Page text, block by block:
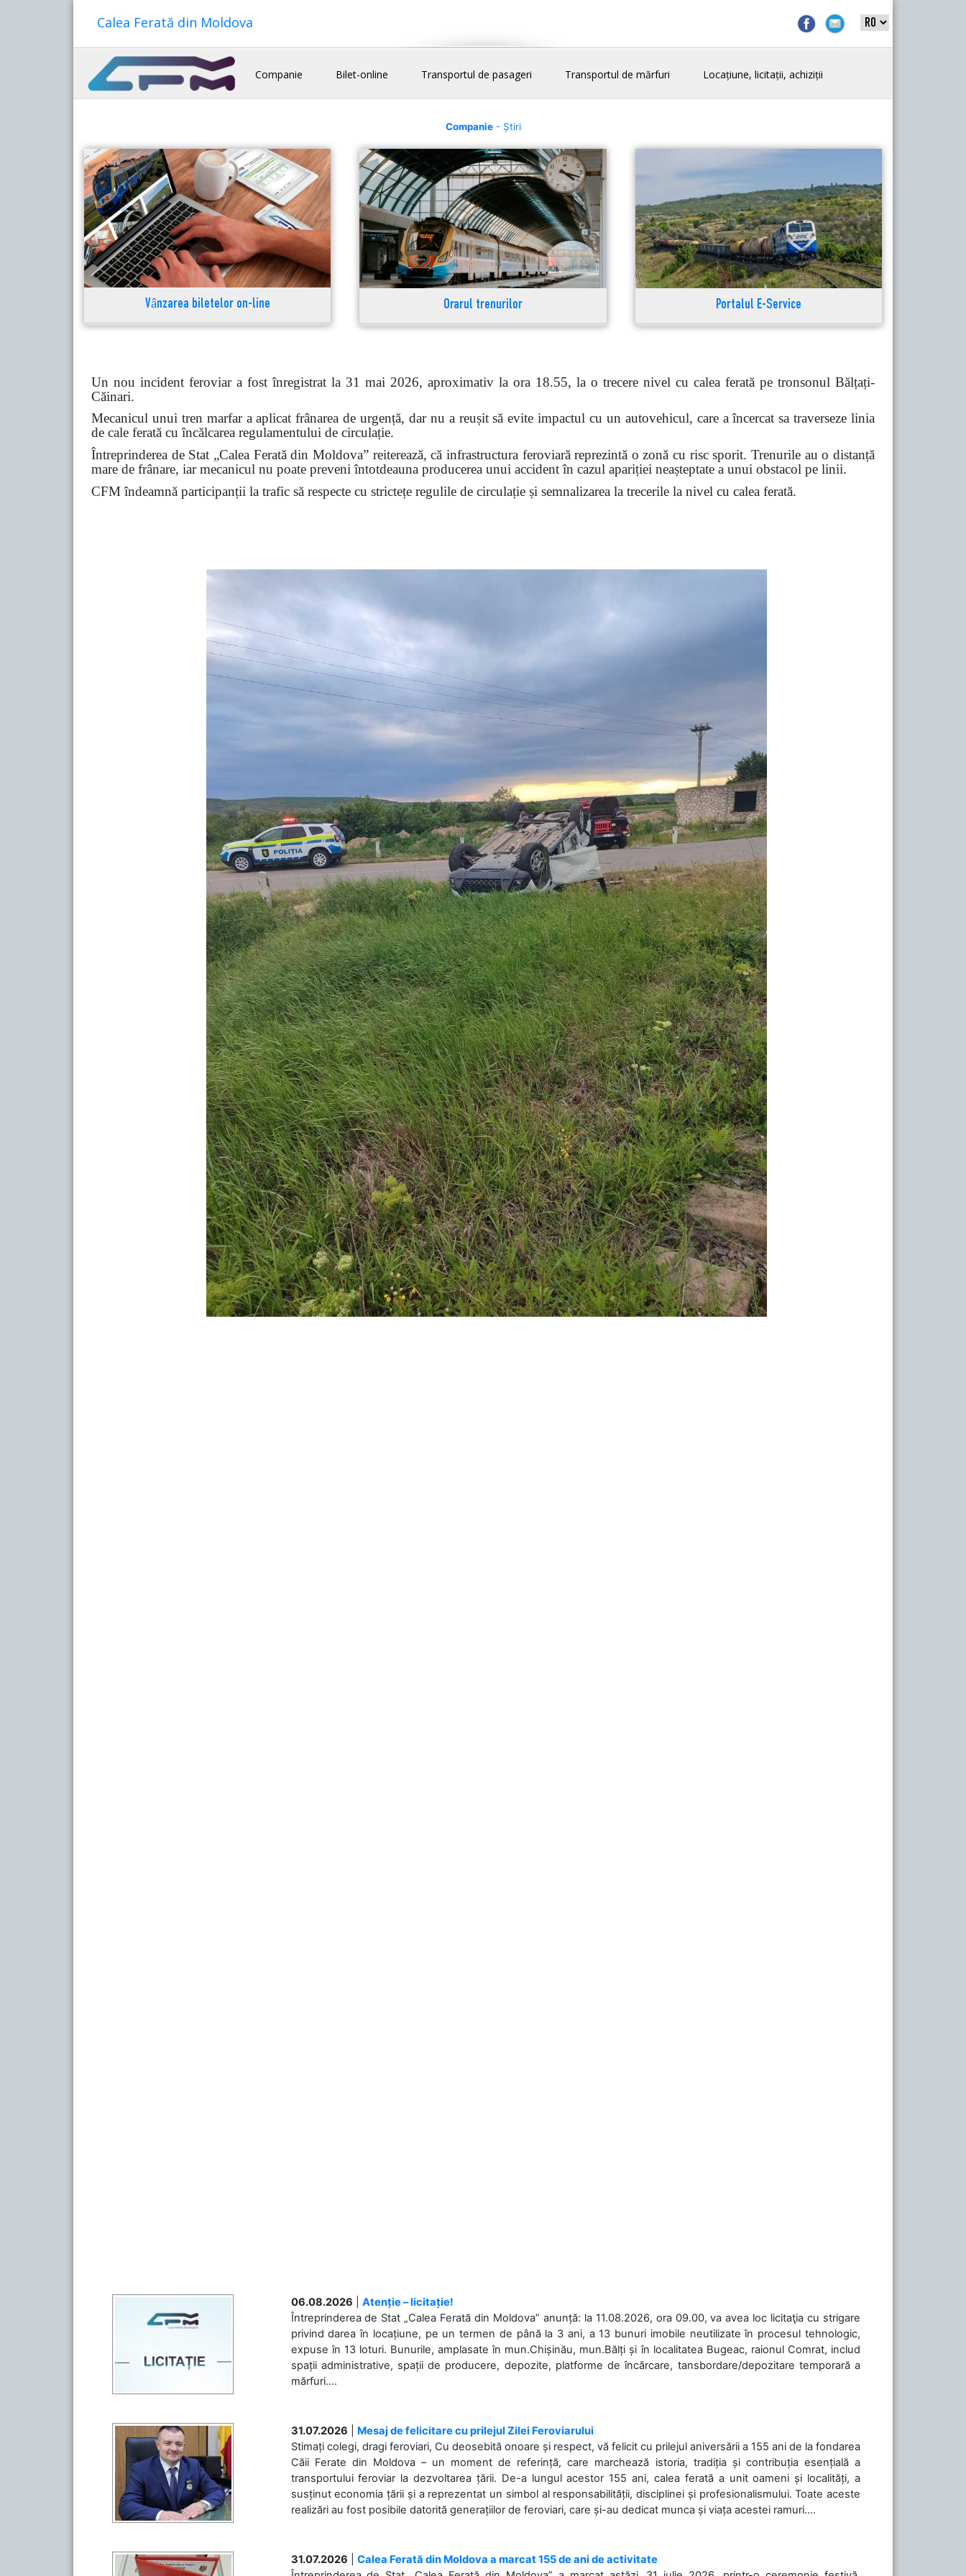
Calea Ferată din Moldova
Companie Bilet-online Transportul de pasageri Transportul de mărfuri Locațiune, licitații, achiziții
Companie- Știri
Vânzarea biletelor on-line Orarul trenurilor Portalul E-Service
Un nou incident feroviar a fost înregistrat la 31 mai 2026, aproximativ la ora 18.55, la o trecere nivel cu calea ferată pe tronsonul Bălțați-
Căinari.
Mecanicul unui tren marfar a aplicat frânarea de urgență, dar nu a reușit să evite impactul cu un autovehicul, care a încercat sa traverseze linia
de cale ferată cu încălcarea regulamentului de circulație.
Întreprinderea de Stat „Calea Ferată din Moldova” reiterează, că infrastructura feroviară reprezintă o zonă cu risc sporit. Trenurile au o distanță
mare de frânare, iar mecanicul nu poate preveni întotdeauna producerea unui accident în cazul apariției neașteptate a unui obstacol pe linii.
CFM îndeamnă participanții la trafic să respecte cu strictețe regulile de circulație și semnalizarea la trecerile la nivel cu calea ferată.
06.08.2026
Atenție – licitație!
Întreprinderea de Stat „Calea Ferată din Moldova” anunță: la 11.08.2026, ora 09.00, va avea loc licitaţia cu strigare
privind darea în locațiune, pe un termen de până la 3 ani, a 13 bunuri imobile neutilizate în procesul tehnologic,
expuse în 13 loturi. Bunurile, amplasate în mun.Chișinău, mun.Bălți și în localitatea Bugeac, raionul Comrat, includ
spații administrative, spații de producere, depozite, platforme de încărcare, tansbordare/depozitare temporară a
mărfuri....
31.07.2026
Mesaj de felicitare cu prilejul Zilei Feroviarului
Stimați colegi, dragi feroviari, Cu deosebită onoare și respect, vă felicit cu prilejul aniversării a 155 ani de la fondarea
Căii Ferate din Moldova – un moment de referință, care marchează istoria, tradiția și contribuția esențială a
transportului feroviar la dezvoltarea țării. De-a lungul acestor 155 ani, calea ferată a unit oameni și localități, a
susținut economia țării și a reprezentat un simbol al responsabilității, disciplinei și profesionalismului. Toate aceste
realizări au fost posibile datorită generațiilor de feroviari, care și-au dedicat munca și viața acestei ramuri....
31.07.2026
Calea Ferată din Moldova a marcat 155 de ani de activitate